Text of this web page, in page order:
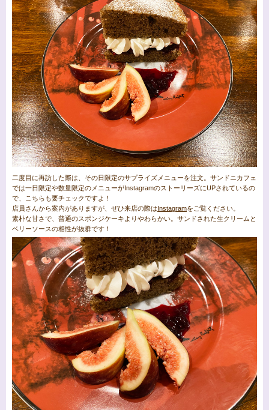
二度目に再訪した際は、その日限定のサプライズメニューを注文。サンドニカフェ
では一日限定や数量限定のメニューがInstagramのストーリーズにUPされているの
で、こちらも要チェックですよ！
店員さんから案内がありますが、ぜひ来店の際はInstagramをご覧ください。
素朴な甘さで、普通のスポンジケーキよりやわらかい。サンドされた生クリームと
ベリーソースの相性が抜群です！